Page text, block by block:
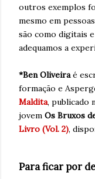
outros exemplos
mesmo em
são como digitais
adequamos a
*Ben Oliveira é
formação e
Maldita, publicado
jovem Os Bruxos
Livro (Vol. 2),
Para ficar por